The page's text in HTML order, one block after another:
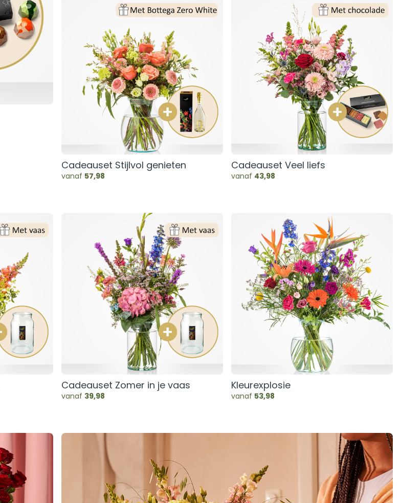
Cadeauset Stijlvol genieten
vanaf 57,98
Cadeauset Veel liefs
vanaf 43,98
Cadeauset Zomer in je vaas
vanaf 39,98
Kleurexplosie
vanaf 53,98